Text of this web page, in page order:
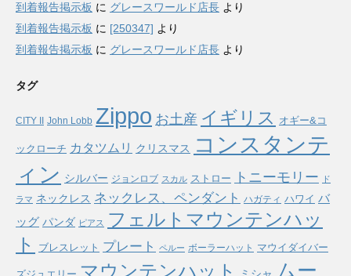
到着報告掲示板 に グレースワールド店長 より
到着報告掲示板 に [250347] より
到着報告掲示板 に グレースワールド店長 より
タグ
CITY II John Lobb Zippo お土産 イギリス オギー&コ
ックローチ カタツムリ クリスマス
コンスタンテ
ィン シルバー ジョンロブ スカル ストロー トニーモリー ド
ラマ ネックレス ネックレス、ペンダント ハガティ ハワイ バ
ッグ パンダ ピアス
フェルトマウンテンハッ
ト
ブレスレット プレート ペルー ボーラーハット マウイダイバー
マウンテンハット
ムー